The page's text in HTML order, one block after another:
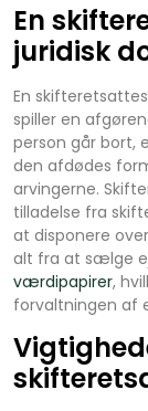
En
juridisk
En
spiller en
person går bort,
den afdødes
arvingerne.
tilladelse fra
at disponere
alt fra at sælge
værdipapirer,
forvaltningen af